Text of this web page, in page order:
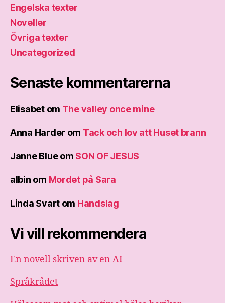
Engelska texter
Noveller
Övriga texter
Uncategorized
Senaste kommentarerna
Elisabetom The valley once mine
Anna Harder om Tack och lov att Huset brann
Janne Blueom SON OF JESUS
albin om Mordet på Sara
Linda Svart om Handslag
Vi vill rekommendera
En novell skriven av en AI
Språkrådet